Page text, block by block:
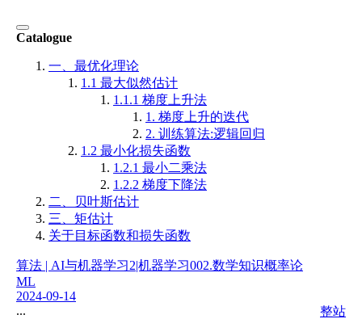
Catalogue
一、最优化理论
1.1 最大似然估计
1.1.1 梯度上升法
1. 梯度上升的迭代
2. 训练算法:逻辑回归
1.2 最小化损失函数
1.2.1 最小二乘法
1.2.2 梯度下降法
二、贝叶斯估计
三、矩估计
关于目标函数和损失函数
算法 | AI与机器学习2|机器学习002.数学知识概率论
ML
2024-09-14
...
整站